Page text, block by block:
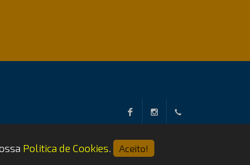
FacebookInstagram
Politica de Cookies. Aceito!